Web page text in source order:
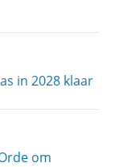
in 2028 klaar
om